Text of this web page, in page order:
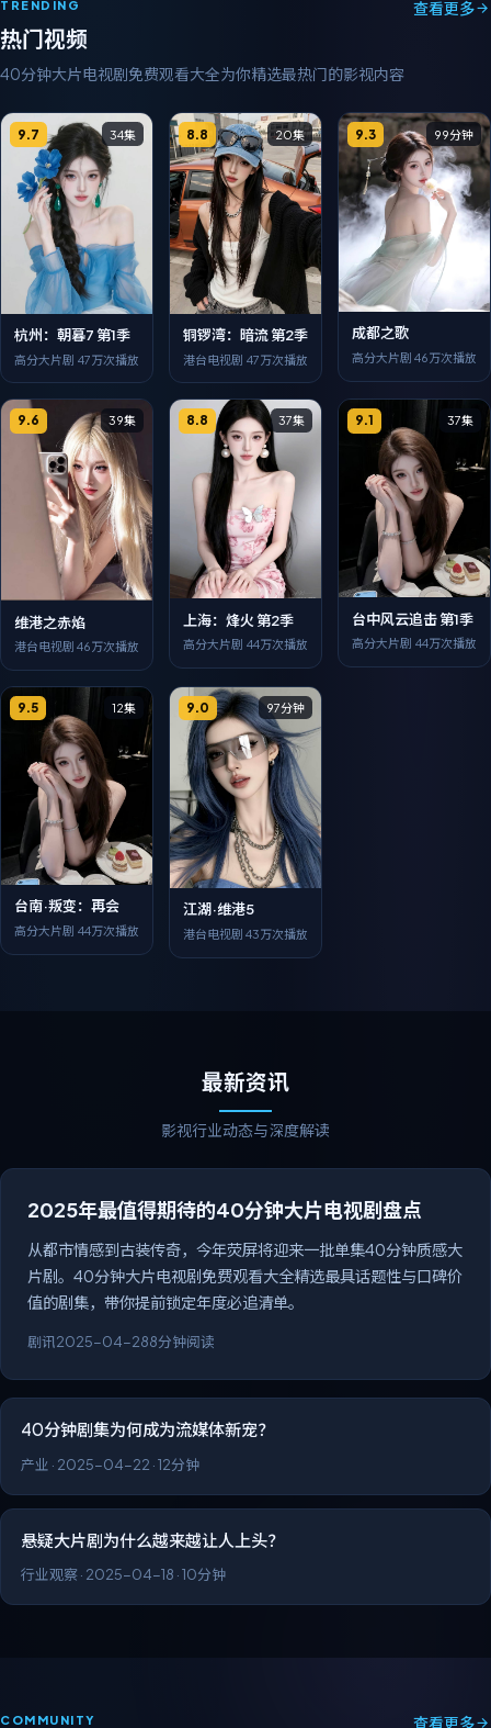
热门视频
40分钟大片电视剧免费观看大全
9.7 34集
杭州：朝暮7 第1季
高分大片剧 47万次播放
8.8 20集
铜锣湾：暗流 第2季
港台电视剧 47万次播放
9.3 99分钟
成都之歌
高分大片剧
9.6 39集
维港之赤焰
港台电视剧46万次播放
8.8 37集
上海：烽火 第2季
高分大片剧 44万次播放
9.1 37集
台中风云追击 第1季
高分大片剧 44万次播放
9.5 12集
台南·叛变：再会
高分大片剧 44万次播放
9.0 97分钟
江湖·维港5
港台电视剧 43万次播放
影视行业动态与深度解读
片剧。40分钟大片电视剧免费观看大全精选最具话题性与口碑价
值的剧集，带你提前锁定年度必追清单。
产业·2025-04-22·12分钟
行业观察 ·2025-04-18·10分钟